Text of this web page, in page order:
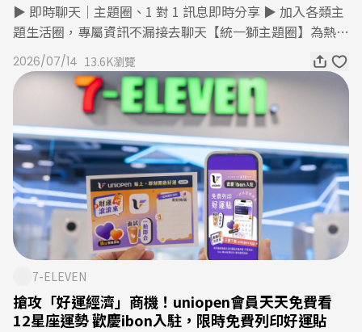
▶ 即時聊天｜主題圈、1 對 1 訊息即時分享 ▶ 加入各類主
題生活圈，專屬資訊不漏接去聊天【統一獅主題圈】為熱愛
統一7-ELEVEN獅棒球隊球迷專屬的資訊基地，為uniopen
端營運，非統一獅官方帳號。在這裡，你可以獲得最新的
球賽資訊、球員動態與啦啦隊消息，也歡迎發表看法、參與
活動，與同樣熱愛統一獅的球迷們一起為球隊加油！立即加
入【uniopen生活圈】uniopen 的官方生活圈，專為會員打
造的專屬資訊空間。星座運勢、即時天氣、點數動態、購物
優惠—— 生活大小事，在這裡一站掌握。立即加入
2026/07/14 13.6K瀏覽
7-ELEVEN
搶攻「好運經濟」商機！uniopen會員天天免費看
12星座運勢 歡慶ibon入駐，限時免費列印好運貼